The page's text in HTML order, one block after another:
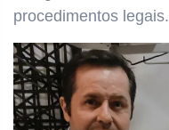
procedimentos legais.